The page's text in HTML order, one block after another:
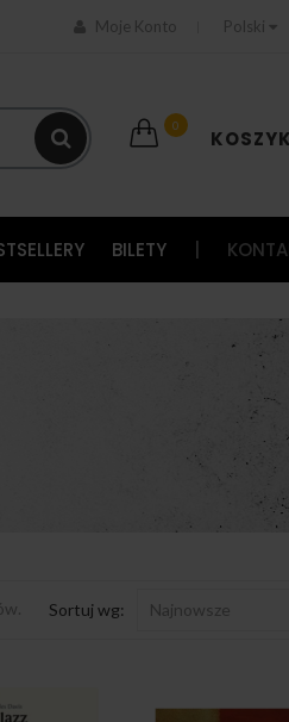
Moje Konto Polski
0
BILETY
Sortuj wg: Najnowsze